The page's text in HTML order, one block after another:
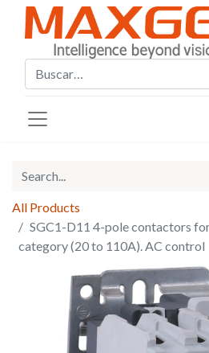
All Products
SGC1-D11 4-pole contactors
category (20 to 110A). AC control